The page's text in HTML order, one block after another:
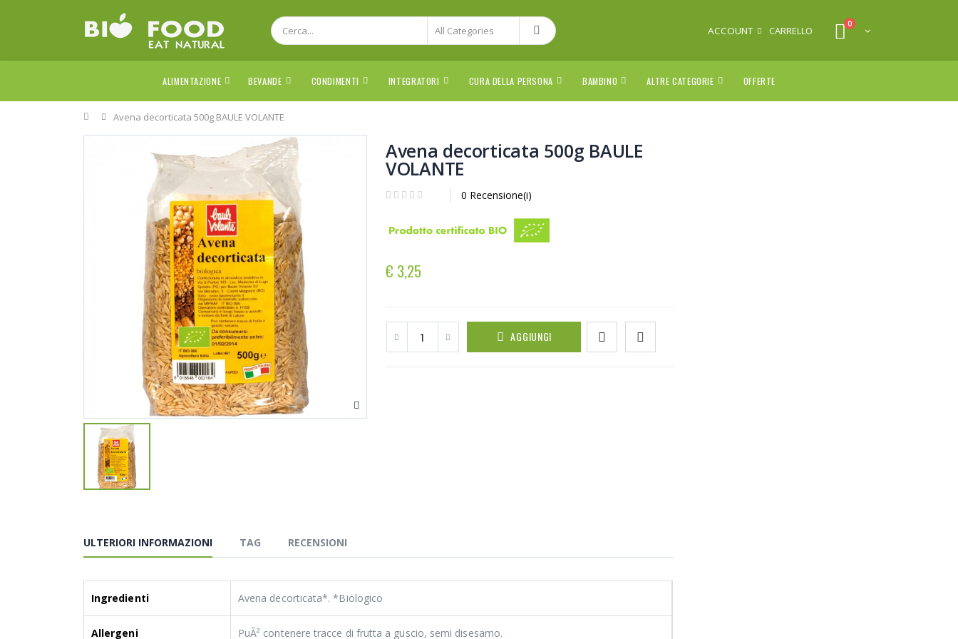
ACCOUNT CARRELLO
0
ALIMENTAZIONE BEVANDE CONDIMENTI INTEGRATORI CURA DELLA PERSONA BAMBINO ALTRE CATEGORIE OFFERTE
Home
Avena decorticata 500g BAULE VOLANTE
Avena decorticata 500g BAULE
VOLANTE
0 Recensione(i)
€ 3,25
AGGIUNGI
ULTERIORI INFORMAZIONI TAG RECENSIONI
Ingredienti Avena decorticata*. *Biologico
Allergeni PuÃ² contenere tracce di frutta a guscio, semi disesamo.